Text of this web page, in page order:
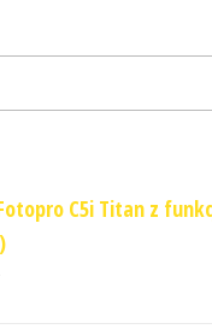
C5i Titan z